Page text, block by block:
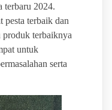
terbaru 2024.
pesta terbaik dan
produk terbaiknya
untuk
serta